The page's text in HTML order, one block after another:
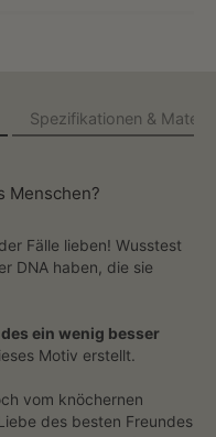
Spezifikationen &
Menschen?
Fälle lieben! Wusstest
DNA haben, die sie
ein wenig besser
Motiv erstellt.
vom knöchernen
des besten Freundes